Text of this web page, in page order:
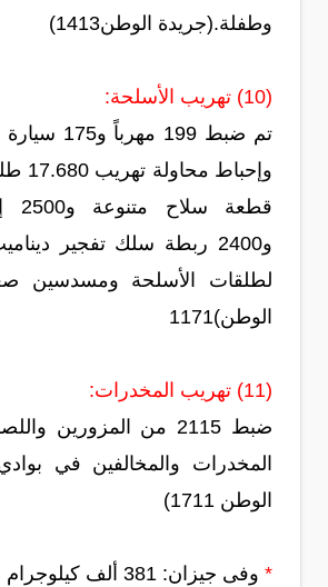
وطفلة.(جريدة الوطن1413)
(10) تهريب الأسلحة:
تم ضبط 199
لطلقات الأسلحة ومسدسين
الوطن)1171
(11) تهريب المخدرات:
ضبط 2115 من المزورين
المخدرات والمخالفين في
الوطن 1711)
*